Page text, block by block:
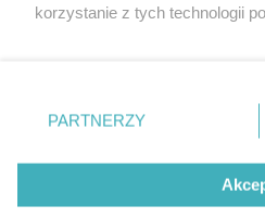
korzystanie z tych technologii
nie wymagają zgody
się takiemu przetwarzaniu.
Zapoznaj się z poniższymi
PARTNERZY